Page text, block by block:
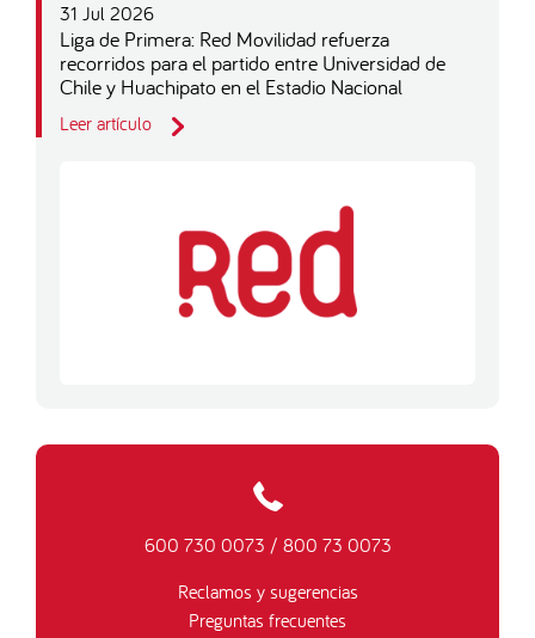
31 Jul 2026
Liga de Primera: Red Movilidad refuerza
recorridos para el partido entre Universidad de
Chile y Huachipato en el Estadio Nacional
Leer artículo
600 730 0073 / 800 73 0073
Reclamos y sugerencias
Preguntas frecuentes